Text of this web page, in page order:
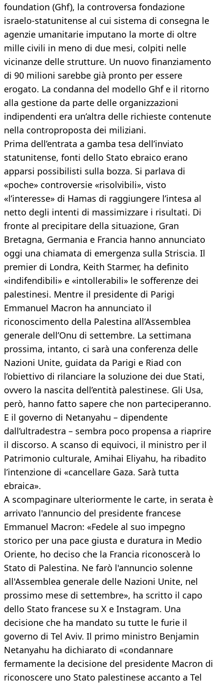
foundation (Ghf), la controversa fondazione
israelo-statunitense al cui sistema di consegna le
agenzie umanitarie imputano la morte di oltre
mille civili in meno di due mesi, colpiti nelle
vicinanze delle strutture. Un nuovo finanziamento
di 90 milioni sarebbe già pronto per essere
erogato. La condanna del modello Ghf e il ritorno
alla gestione da parte delle organizzazioni
indipendenti era un’altra delle richieste contenute
nella controproposta dei miliziani.
Prima dell’entrata a gamba tesa dell’inviato
statunitense, fonti dello Stato ebraico erano
apparsi possibilisti sulla bozza. Si parlava di
«poche» controversie «risolvibili», visto
«l’interesse» di Hamas di raggiungere l’intesa al
netto degli intenti di massimizzare i risultati. Di
fronte al precipitare della situazione, Gran
Bretagna, Germania e Francia hanno annunciato
oggi una chiamata di emergenza sulla Striscia. Il
premier di Londra, Keith Starmer, ha definito
«indifendibili» e «intollerabili» le sofferenze dei
palestinesi. Mentre il presidente di Parigi
Emmanuel Macron ha annunciato il
riconoscimento della Palestina all’Assemblea
generale dell’Onu di settembre. La settimana
prossima, intanto, ci sarà una conferenza delle
Nazioni Unite, guidata da Parigi e Riad con
l’obiettivo di rilanciare la soluzione dei due Stati,
ovvero la nascita dell’entità palestinese. Gli Usa,
però, hanno fatto sapere che non parteciperanno.
E il governo di Netanyahu – dipendente
dall’ultradestra – sembra poco propensa a riaprire
il discorso. A scanso di equivoci, il ministro per il
Patrimonio culturale, Amihai Eliyahu, ha ribadito
l’intenzione di «cancellare Gaza. Sarà tutta
ebraica».
A scompaginare ulteriormente le carte, in serata è
arrivato l'annuncio del presidente francese
Emmanuel Macron: «Fedele al suo impegno
storico per una pace giusta e duratura in Medio
Oriente, ho deciso che la Francia riconoscerà lo
Stato di Palestina. Ne farò l'annuncio solenne
all'Assemblea generale delle Nazioni Unite, nel
prossimo mese di settembre», ha scritto il capo
dello Stato francese su X e Instagram. Una
decisione che ha mandato su tutte le furie il
governo di Tel Aviv. Il primo ministro Benjamin
Netanyahu ha dichiarato di «condannare
fermamente la decisione del presidente Macron di
riconoscere uno Stato palestinese accanto a Tel